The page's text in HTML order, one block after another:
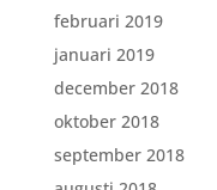
februari 2019
januari 2019
december 2018
oktober 2018
september 2018